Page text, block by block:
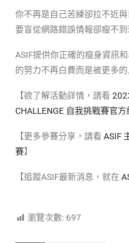
你不再是自己苦練卻拉不近
要盲從網路錯誤情報卻瘦不
ASIF提供你正確的瘦身資訊
的努力不再白費而是被更多的
【欲了解活動詳情，請看
CHALLENGE 自我挑戰賽官方
【更多參賽分享，請看 ASIF
賽】
【追蹤ASIF最新消息，就在
瀏覽次數: 697